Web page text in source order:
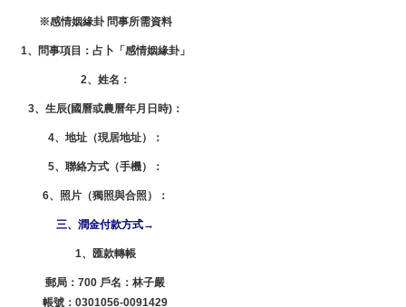
※感情姻緣卦 問事所需資料
1、問事項目：占卜「感情姻緣卦」
2、姓名：
3、生辰(國曆或農曆年月日時)：
4、地址（現居地址）：
5、聯絡方式（手機）：
6、照片（獨照與合照）：
三、潤金付款方式→
1、匯款轉帳
郵局：700 戶名：林子嚴
帳號：0301056-0091429